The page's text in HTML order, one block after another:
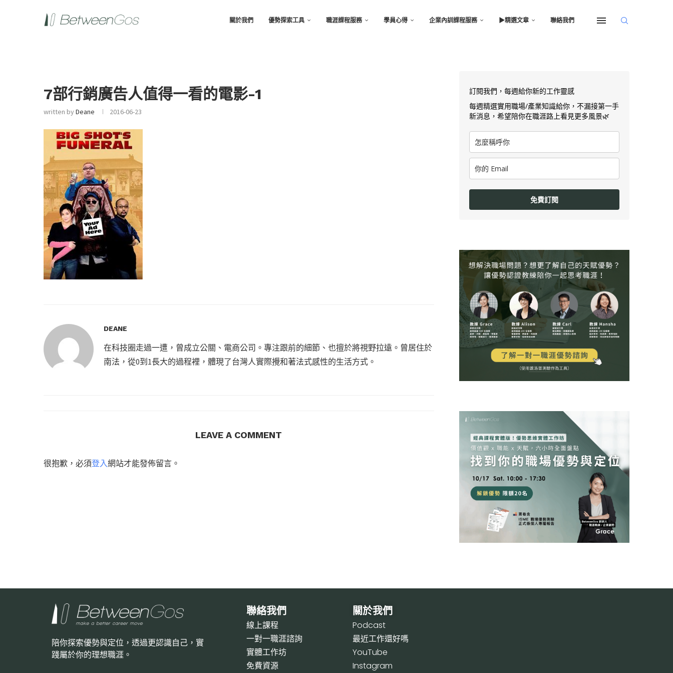
關於我們 優勢探索工具 職涯課程服務 學員心得 企業內訓課程服務 ▶︎精選文章 聯絡我們
7部行銷廣告人值得一看的電影-1
written byDeane 2016-06-23
DEANE
在科技圈走過一遭，曾成立公關、電商公司。專注跟前的細節、也擅於將視野拉遠。曾居住於
南法，從0到1長大的過程裡，體現了台灣人實際攪和著法式感性的生活方式。
LEAVE A COMMENT
很抱歉，必須登入網站才能發佈留言。
訂閱我們，每週給你新的工作靈感
每週精選實用職場/產業知識給你，不漏接第一手
新消息，希望陪你在職涯路上看見更多風景🌿
免費訂閱
陪你探索優勢與定位，透過更認識自己，實
踐屬於你的理想職涯。
聯絡我們
線上課程
一對一職涯諮詢
實體工作坊
免費資源
關於我們
Podcast
最近工作還好嗎
YouTube
Instagram